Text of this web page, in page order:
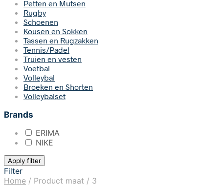
Petten en Mutsen
Rugby
Schoenen
Kousen en Sokken
Tassen en Rugzakken
Tennis/Padel
Truien en vesten
Voetbal
Volleybal
Broeken en Shorten
Volleybalset
Brands
ERIMA
NIKE
Apply filter
Filter
Home / Product maat / 3